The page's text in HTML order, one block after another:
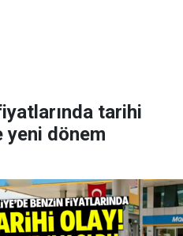
tarihi
yeni dönem